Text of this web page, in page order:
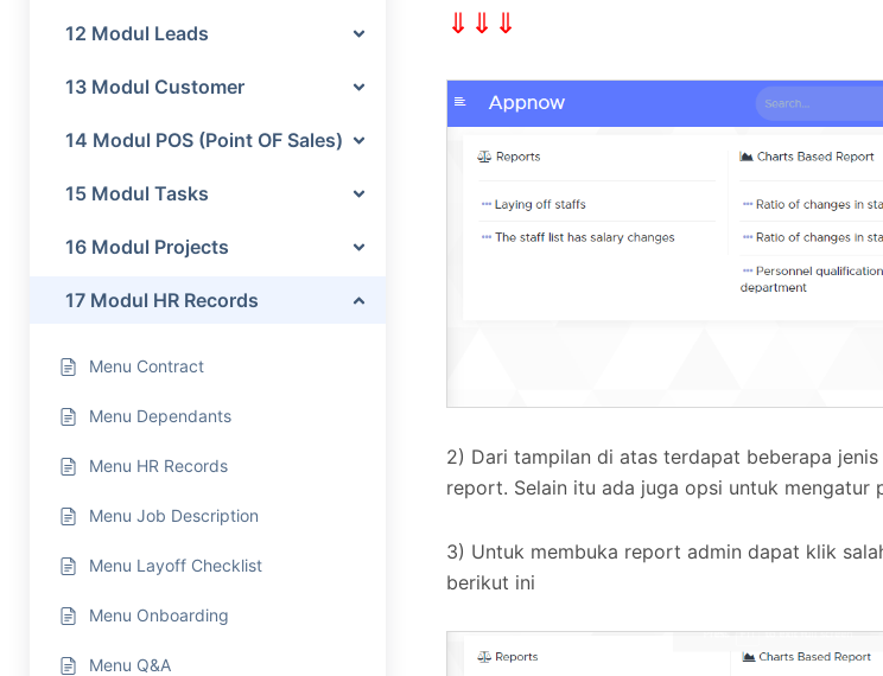
12 Modul Leads
13 Modul Customer
14 Modul POS (Point OF Sales)
15 Modul Tasks
16 Modul Projects
17 Modul HR Records
Menu Contract
Menu Dependants
Menu HR Records
Menu Job Description
Menu Layoff Checklist
Menu Onboarding
Menu Q&A
⇓⇓⇓
2) Dari tampilan di atas terdapat beberapa
report. Selain itu ada juga opsi untuk
3) Untuk membuka report admin dapat klik
berikut ini